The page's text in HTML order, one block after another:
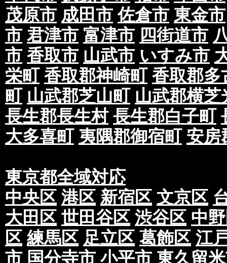
茂原市 成田市 佐倉市 東金市
市 君津市 富津市 四街道市
市 香取市 山武市 いすみ市
栄町 香取郡神崎町 香取郡多
町 山武郡芝山町 山武郡横芝
長生郡長生村 長生郡白子町
大多喜町 夷隅郡御宿町 安房
東京都全域対応
中央区 港区 新宿区 文京区
大田区 世田谷区 渋谷区 中
区 練馬区 足立区 葛飾区 江
市 国分寺市 小平市 東久留